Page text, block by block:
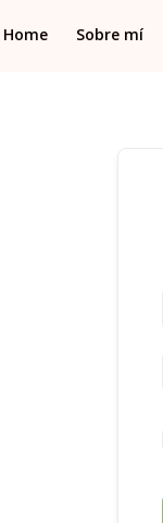
Home Sobre mí